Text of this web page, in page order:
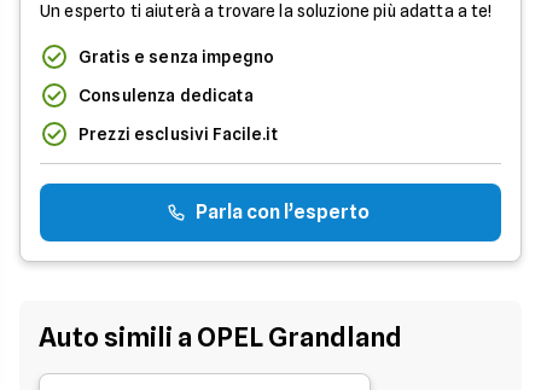
Un esperto ti aiuterà a trovare la soluzione più adatta a te!
Gratis e senza impegno
Consulenza dedicata
Prezzi esclusivi Facile.it
Parla con l’esperto
Auto simili a OPEL Grandland